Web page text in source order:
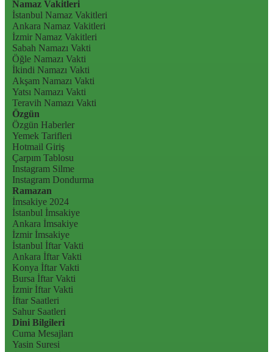
Namaz Vakitleri
İstanbul Namaz Vakitleri
Ankara Namaz Vakitleri
İzmir Namaz Vakitleri
Sabah Namazı Vakti
Öğle Namazı Vakti
İkindi Namazı Vakti
Akşam Namazı Vakti
Yatsı Namazı Vakti
Teravih Namazı Vakti
Özgün
Özgün Haberler
Yemek Tarifleri
Hotmail Giriş
Çarpım Tablosu
Instagram Silme
Instagram Dondurma
Ramazan
İmsakiye 2024
İstanbul İmsakiye
Ankara İmsakiye
İzmir İmsakiye
İstanbul İftar Vakti
Ankara İftar Vakti
Konya İftar Vakti
Bursa İftar Vakti
İzmir İftar Vakti
İftar Saatleri
Sahur Saatleri
Dini Bilgileri
Cuma Mesajları
Yasin Suresi